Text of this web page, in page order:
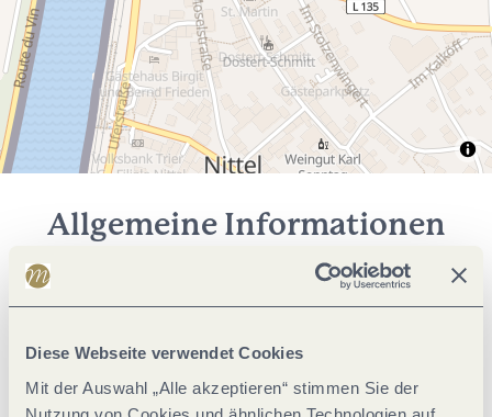
Diese Webseite verwendet Cookies
Mit der Auswahl „Alle akzeptieren“ stimmen Sie der
Allgemeine Informationen
Einrichtungen Betrieb
Fremdsprachen